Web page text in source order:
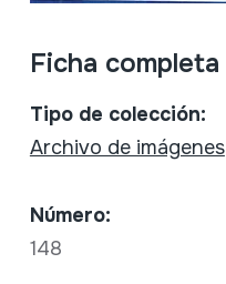
Ficha completa
Tipo de colección:
Archivo de imágenes
Número:
148